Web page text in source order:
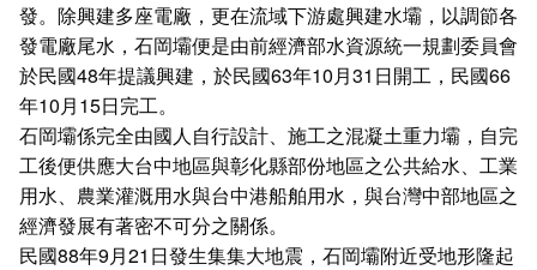
發。除興建多座電廠，更在流域下游處興建水壩，以調節各
發電廠尾水，石岡壩便是由前經濟部水資源統一規劃委員會
於民國48年提議興建，於民國63年10月31日開工，民國66
年10月15日完工。
石岡壩係完全由國人自行設計、施工之混凝土重力壩，自完
工後便供應大台中地區與彰化縣部份地區之公共給水、工業
用水、農業灌溉用水與台中港船舶用水，與台灣中部地區之
經濟發展有著密不可分之關係。
民國88年9月21日發生集集大地震，石岡壩附近受地形隆起